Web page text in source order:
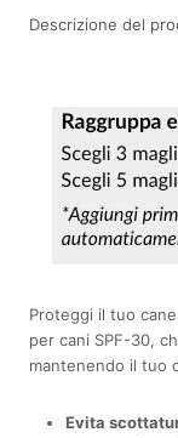
Descrizione del
Proteggi il tuo
per cani SPF-30,
mantenendo il tuo
Evita